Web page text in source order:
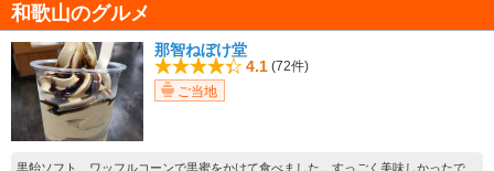
和歌山のグルメ
那智ねぼけ堂
4.1 (72件)
ご当地
黒飴ソフト、ワッフルコーンで黒蜜をかけて食べました。すっごく美味しかったで